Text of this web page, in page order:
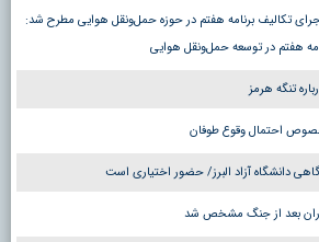
تکالیف برنامه هفتم در حوزه حمل‌ونقل هوایی مطرح شد:
هفتم در توسعه حمل‌ونقل هوایی
تنگه هرمز
احتمال وقوع طوفان
دانشگاه آزاد البرز/ حضور اختیاری است
بعد از جنگ مشخص شد